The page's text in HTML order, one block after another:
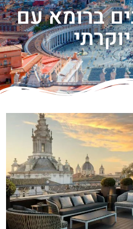
כוכבים ברומא עם